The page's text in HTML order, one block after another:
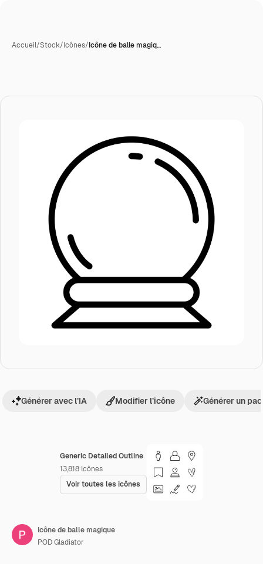
Accueil/Stock/Icônes/Icône de balle magiq…
Generic Detailed Outline
13,818 Icônes
Voir toutes les icônes
Générer avec l’IA Modifier l’icône Générer un
Icône de balle magique
POD Gladiator